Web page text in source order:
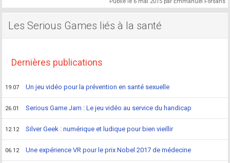
Les Serious Games liés à la santé
Dernières publications
19.07 Un jeu vidéo pour la prévention en santé sexuelle
26.01 Serious Game Jam : Le jeu vidéo au service du handicap
12.12 Silver Geek : numérique et ludique pour bien vieillir
06.12 Une expérience VR pour le prix Nobel 2017 de médecine